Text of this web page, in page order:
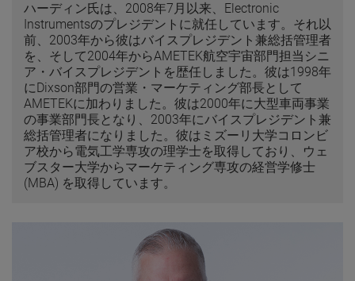
ハーディン氏は、2008年7月以来、Electronic
Instrumentsのプレジデントに就任しています。それ以
前、2003年から彼はバイスプレジデント兼総括管理者
を、そして2004年からAMETEK航空宇宙部門担当シニ
ア・バイスプレジデントを歴任しました。彼は1998年
にDixson部門の営業・マーケティング部長として
AMETEKに加わりました。彼は2000年に大型車両事業
の事業部門長となり、2003年にバイスプレジデント兼
総括管理者になりました。彼はミズーリ大学コロンビ
ア校から電気工学専攻の理学士を取得しており、ウェ
ブスター大学からマーケティング専攻の経営学修士
(MBA) を取得しています。